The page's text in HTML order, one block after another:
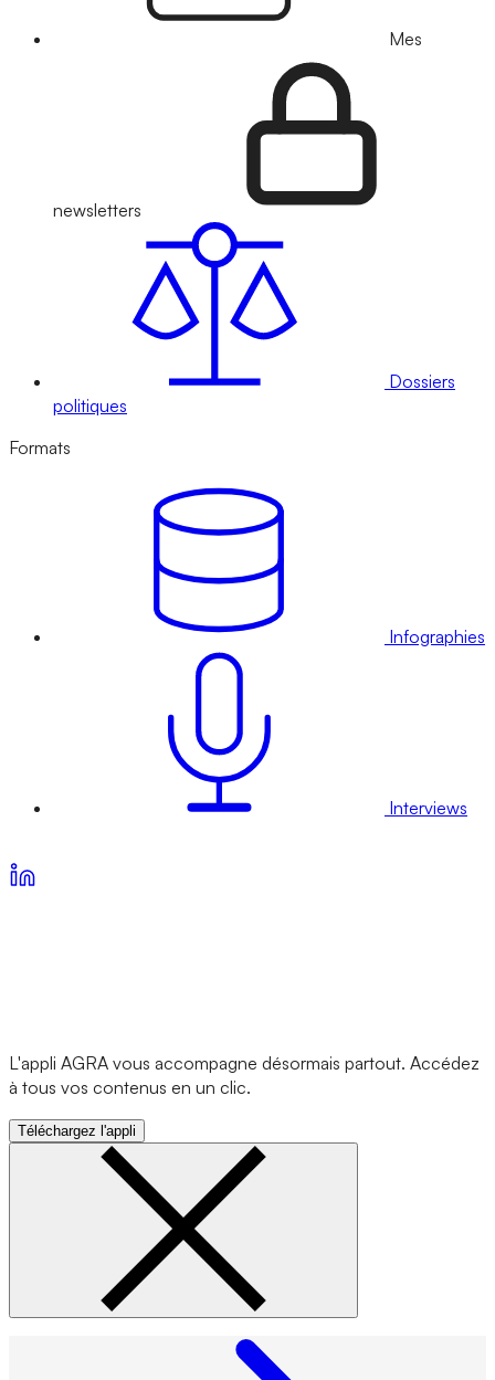
Mes
newsletters
Dossiers
politiques
Formats
Infographies
Interviews
L'appli AGRA vous accompagne désormais partout. Accédez
à tous vos contenus en un clic.
Téléchargez l'appli